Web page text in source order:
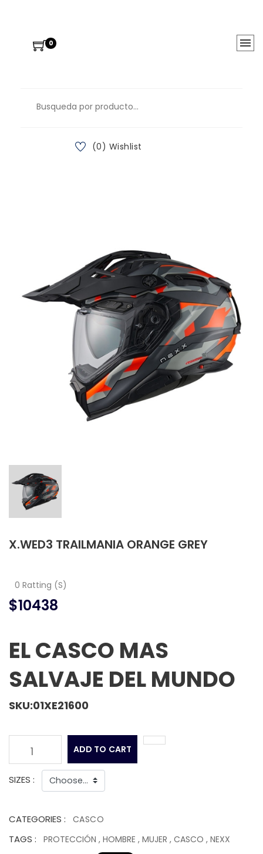
0
(0) Wishlist
X.WED3 TRAILMANIA ORANGE GREY
0 Ratting (S)
$10438
EL CASCO MAS
SALVAJE DEL MUNDO
SKU:01XE21600
1 ADD TO CART
SIZES :
CATEGORIES : CASCO
TAGS : PROTECCIÓN , HOMBRE , MUJER , CASCO , NEXX